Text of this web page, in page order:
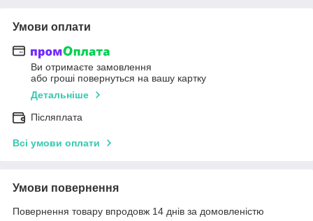
Умови оплати
Ви отримаєте замовлення
або гроші повернуться на вашу картку
Детальніше
Післяплата
Всі умови оплати
Умови повернення
Повернення товару впродовж 14 днів за домовленістю